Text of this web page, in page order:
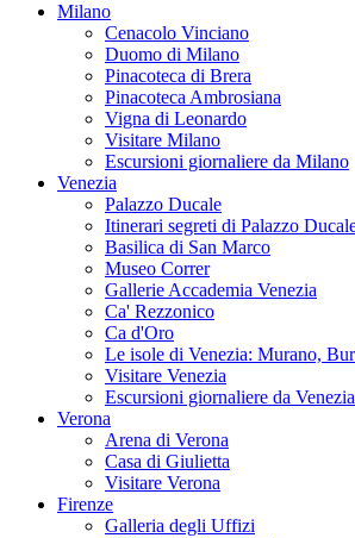
Milano
Cenacolo Vinciano
Duomo di Milano
Pinacoteca di Brera
Pinacoteca Ambrosiana
Vigna di Leonardo
Visitare Milano
Escursioni giornaliere da Milano
Venezia
Palazzo Ducale
Itinerari segreti di Palazzo
Basilica di San Marco
Museo Correr
Gallerie Accademia Venezia
Ca' Rezzonico
Ca d'Oro
Le isole di Venezia: Murano,
Visitare Venezia
Escursioni giornaliere da Venezia
Verona
Arena di Verona
Casa di Giulietta
Visitare Verona
Firenze
Galleria degli Uffizi